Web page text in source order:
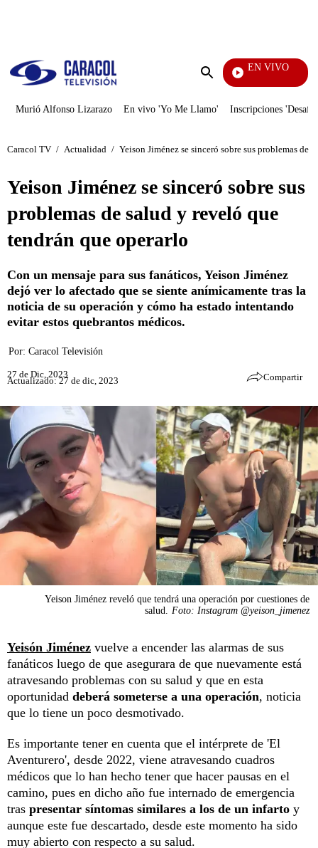
Enviar
EN VIVO
Murió Alfonso Lizarazo En vivo 'Yo Me Llamo' Inscripciones
Caracol TV / Actualidad / Yeison Jiménez se sinceró sobre sus problemas de
Yeison Jiménez se sinceró sobre sus
problemas de salud y reveló que
tendrán que operarlo
Con un mensaje para sus fanáticos, Yeison Jiménez
dejó ver lo afectado que se siente anímicamente tras la
noticia de su operación y cómo ha estado intentando
evitar estos quebrantos médicos.
Por: Caracol Televisión
27 de Dic, 2023
Actualizado: 27 de dic, 2023 Compartir
Yeison Jiménez reveló que tendrá una operación por cuestiones de
salud.
Foto: Instagram @yeison_jimenez
Yeisón Jiménez vuelve a encender las alarmas de sus
fanáticos luego de que asegurara de que nuevamente está
atravesando problemas con su salud y que en esta
oportunidad deberá someterse a una operación, noticia
que lo tiene un poco desmotivado.
Es importante tener en cuenta que el intérprete de 'El
Aventurero', desde 2022, viene atravesando cuadros
médicos que lo han hecho tener que hacer pausas en el
camino, pues en dicho año fue internado de emergencia
tras presentar síntomas similares a los de un infarto y
aunque este fue descartado, desde este momento ha sido
muy abierto con respecto a su salud.